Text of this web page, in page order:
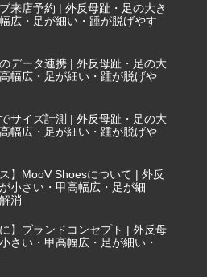
来店予約 | 外反母趾・足の大き
広・足が細い・踵が脱げやす
データ連携 | 外反母趾・足の大
幅広・足が細い・踵が脱げや
サイズ計測 | 外反母趾・足の大
幅広・足が細い・踵が脱げや
】MooV Shoesについて | 外反
小さい・甲高幅広・足が細
消
】ブランドコンセプト | 外反母
さい・甲高幅広・足が細い・